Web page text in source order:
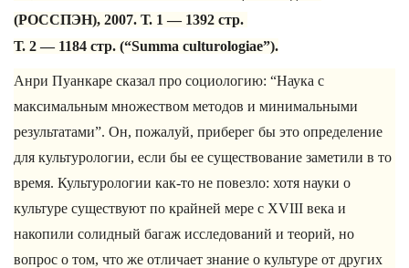
(РОССПЭН), 2007. Т. 1 — 1392 стр.
Т. 2 — 1184 стр. (“Summa culturologiae”).
Анри Пуанкаре сказал про социологию: “Наука с
максимальным множеством методов и минимальными
результатами”. Он, пожалуй, приберег бы это определение
для культурологии, если бы ее существование заметили в то
время. Культурологии как-то не повезло: хотя науки о
культуре существуют по крайней мере с XVIII века и
накопили солидный багаж исследований и теорий, но
вопрос о том, что же отличает знание о культуре от других